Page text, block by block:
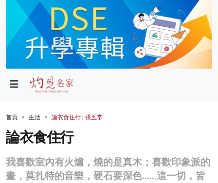
政局
財經
生活
商業
首頁 生活 論衣食住行 | 張五常
論衣食住行
我喜歡室內有火爐，燒的是真木；喜歡印象派的
畫，莫扎特的音樂，硬石要深色……這一切，皆